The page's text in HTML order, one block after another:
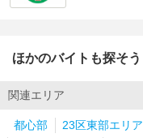
ほかのバイトも探そう
関連エリア
都心部 23区東部エリア